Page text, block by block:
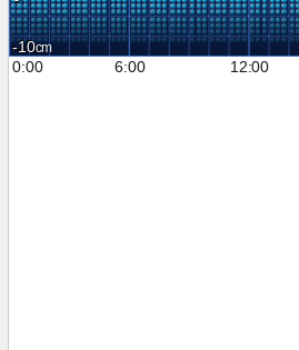
-10
0:00
6:00 12:00